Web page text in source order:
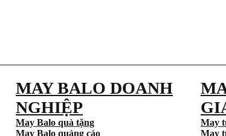
MAY BALO DOANH
NGHIỆP
May Balo quà tặng
May Balo quảng cáo
May
May